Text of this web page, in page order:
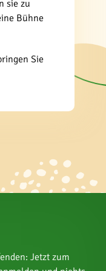
sie zu
Bühne
Sie
Jetzt zum